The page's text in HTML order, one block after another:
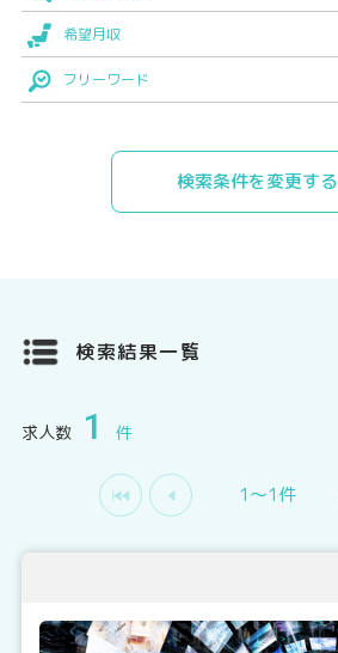
希望月収
フリーワード
検索条件を変更する
検索結果一覧
求人数 1 件
1〜1件